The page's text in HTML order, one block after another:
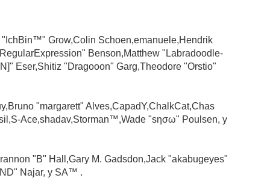
Grow,Colin Schoen,emanuele,Hendrik
Benson,Matthew "Labradoodle-
Eser,Shitiz "Dragooon" Garg,Theodore "Orstio"
"margarett" Alves,CapadY,ChalkCat,Chas
Ace,shadav,Storman™,Wade "sησω" Poulsen, y
"B" Hall,Gary M. Gadsdon,Jack "akabugeyes"
Najar, y SA™ .